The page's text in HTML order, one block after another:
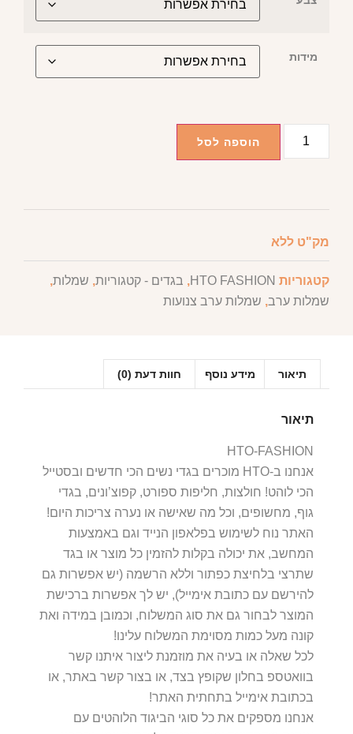
מידות
הוספה לסל
מק"ט ללא
קטגוריות HTO FASHION
, בגדים - קטגוריות, שמלות,
שמלות ערב, שמלות ערב צנועות
תיאור מידע נוסף חוות דעת (0)
תיאור
HTO-FASHION
אנחנו ב-HTO מוכרים בגדי נשים הכי חדשים ובסטייל
הכי לוהט! חולצות, חליפות ספורט, קפוצ’ונים, בגדי
גוף, מחשופים, וכל מה שאישה או נערה צריכות היום!
האתר נוח לשימוש בפלאפון הנייד וגם באמצעות
המחשב, את יכולה בקלות להזמין כל מוצר או בגד
שתרצי בלחיצת כפתור וללא הרשמה (יש אפשרות גם
להירשם עם כתובת אימייל), יש לך אפשרות ברכישת
המוצר לבחור גם את סוג המשלוח, וכמובן במידה ואת
קונה מעל כמות מסוימת המשלוח עלינו!
לכל שאלה או בעיה את מוזמנת ליצור איתנו קשר
בוואטספ בחלון שקופץ בצד, או בצור קשר באתר, או
בכתובת אימייל בתחתית האתר!
אנחנו מספקים את כל סוגי הביגוד הלוהטים עם